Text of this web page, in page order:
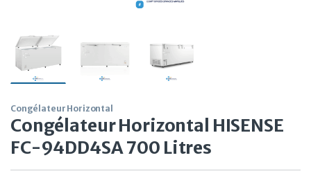
Congélateur Horizontal
Congélateur Horizontal HISENSE
FC-94DD4SA 700 Litres